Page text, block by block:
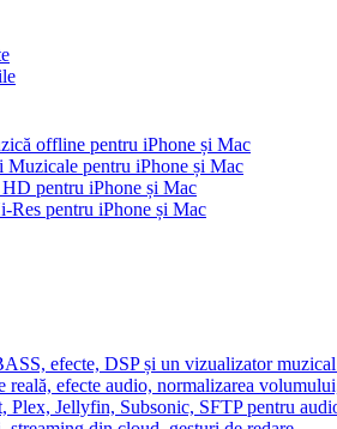
offline pentru iPhone și Mac
Muzicale pentru iPhone și Mac
pentru iPhone și Mac
pentru iPhone și Mac
efecte, DSP și un vizualizator
reală, efecte audio, normalizarea
Plex, Jellyfin, Subsonic, SFTP pentru